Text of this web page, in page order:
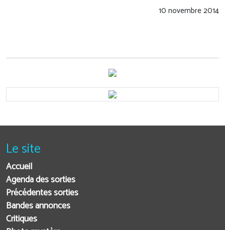
10 novembre 2014
Le site
Accueil
Agenda des sorties
Précédentes sorties
Bandes annonces
Critiques